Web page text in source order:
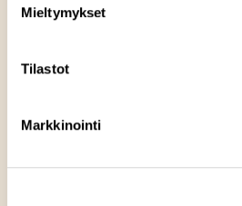
Mieltymykset
Tilastot
Markkinointi
Säilytysohje
Valmistuspaikka
Pakkausinfo